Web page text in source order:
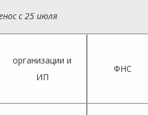
с 25 июля
организации и
ИП
ФНС